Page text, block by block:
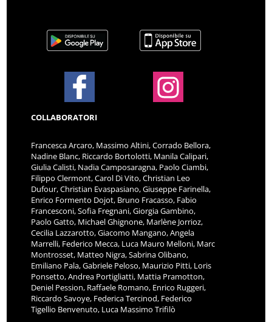
COLLABORATORI
Francesca Arcaro, Massimo Altini, Corrado Bellora,
Nadine Blanc, Riccardo Bortolotti, Manila Calipari,
Giulia Calisti, Nadia Camposaragna, Paolo Ciambi,
Filippo Clermont, Carol Di Vito, Christian Leo
Dufour, Christian Evaspasiano, Giuseppe Farinella,
Enrico Formento Dojot, Bruno Fracasso, Fabio
Francesconi, Sofia Fregnani, Giorgia Gambino,
Paolo Gatto, Michael Ghignone, Marlène Jorrioz,
Cecilia Lazzarotto, Giacomo Mangano, Angela
Marrelli, Federico Mecca, Luca Mauro Melloni, Marc
Montrosset, Matteo Nigra, Sabrina Olibano,
Emiliano Pala, Gabriele Peloso, Maurizio Pitti, Loris
Ponsetto, Andrea Portigliatti, Mattia Pramotton,
Deniel Pession, Raffaele Romano, Enrico Ruggeri,
Riccardo Savoye, Federica Tercinod, Federico
Tigellio Benvenuto, Luca Massimo Trifilò